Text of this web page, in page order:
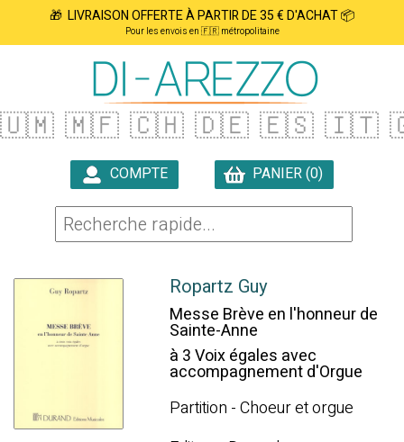
🎁 LIVRAISON OFFERTE À PARTIR DE 35 € D'ACHAT 📦
Pour les envois en 🇫🇷 métropolitaine
🇺🇲 🇲🇫 🇨🇭 🇩🇪 🇪🇸 🇮🇹
COMPTE
PANIER (0)
Ropartz Guy
Messe Brève en l'honneur de
Sainte-Anne
à 3 Voix égales avec
accompagnement d'Orgue
Partition - Choeur et orgue